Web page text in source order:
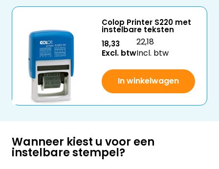
Colop Printer S220 met
instelbare teksten
18,33
Excl. btw
22,18
Incl. btw
In winkelwagen
Wanneer kiest u voor een
instelbare stempel?